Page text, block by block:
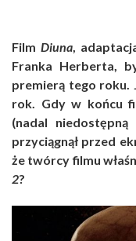
Film Diuna,
Franka Herberta,
premierą tego roku.
rok. Gdy w końcu
(nadal
przyciągnął przed
że twórcy filmu
2?